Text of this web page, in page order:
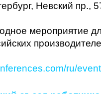
Невский пр.,
мероприятие
ru/